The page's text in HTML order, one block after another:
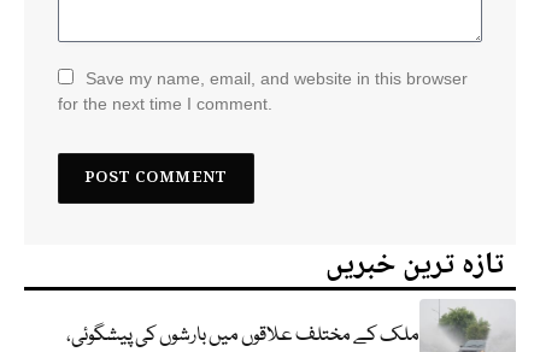
Save my name, email, and website in this browser
for the next time I comment.
تازہ ترین خبریں
ملک کے مختلف علاقوں میں بارشوں کی پیشگوئی،